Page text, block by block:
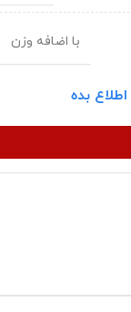
با اضافه وزن
بده